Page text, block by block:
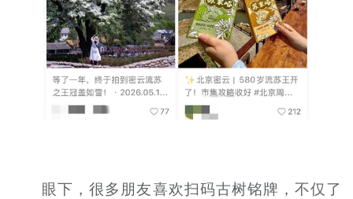
眼下，很多朋友喜欢扫码古树铭牌，不仅了